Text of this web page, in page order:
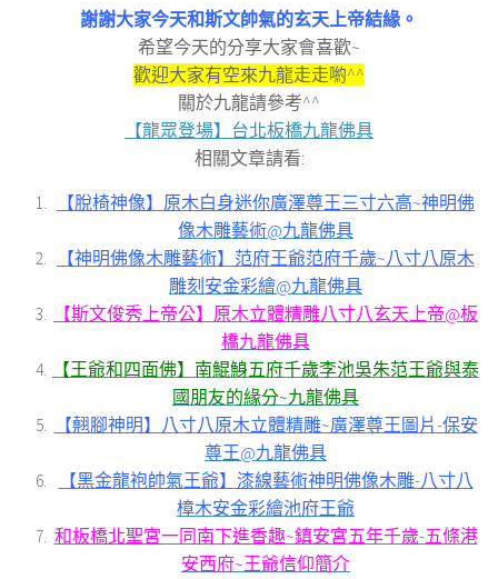
謝謝大家今天和斯文帥氣的玄天上帝結緣。
希望今天的分享大家會喜歡~
歡迎大家有空來九龍走走喲^^
關於九龍請參考^^
【龍眾登場】台北板橋九龍佛具
相關文章請看:
【脫椅神像】原木白身迷你廣澤尊王三寸六高~神明佛
像木雕藝術@九龍佛具
【神明佛像木雕藝術】范府王爺范府千歲~八寸八原木
雕刻安金彩繪@九龍佛具
【斯文俊秀上帝公】原木立體精雕八寸八玄天上帝@板
橋九龍佛具
【王爺和四面佛】南鯤鯓五府千歲李池吳朱范王爺與泰
國朋友的緣分~九龍佛具
【翹腳神明】八寸八原木立體精雕~廣澤尊王圖片-保安
尊王@九龍佛具
【黑金龍袍帥氣王爺】漆線藝術神明佛像木雕-八寸八
樟木安金彩繪池府王爺
和板橋北聖宮一同南下進香趣~鎮安宮五年千歲-五條港
安西府~王爺信仰簡介